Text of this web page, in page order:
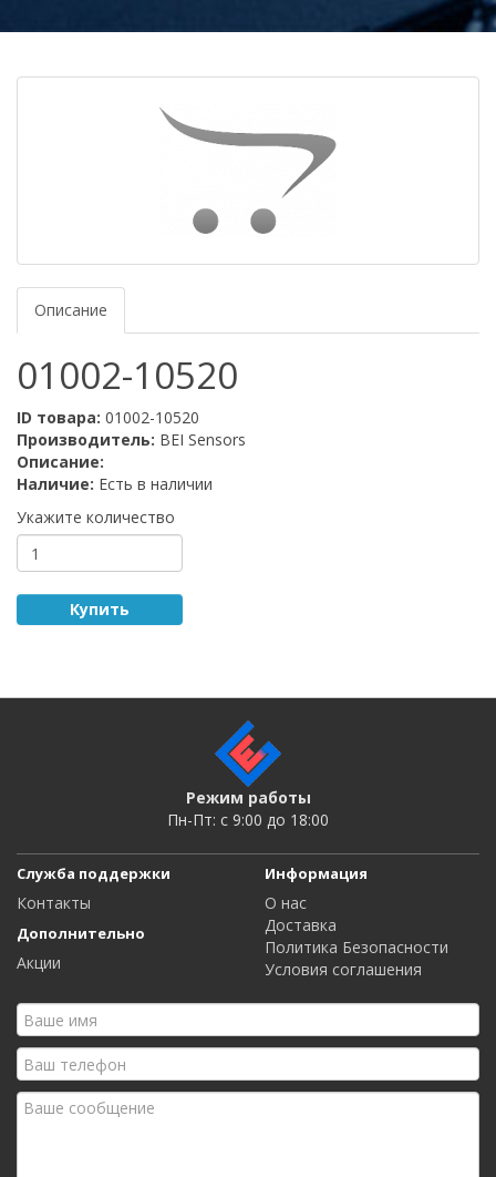
Описание
01002-10520
ID товара: 01002-10520
Производитель: BEI Sensors
Описание:
Наличие: Есть в наличии
Укажите количество
Купить
Режим работы
Пн-Пт: c 9:00 до 18:00
Служба поддержки
Контакты
Дополнительно
Акции
Информация
О нас
Доставка
Политика Безопасности
Условия соглашения